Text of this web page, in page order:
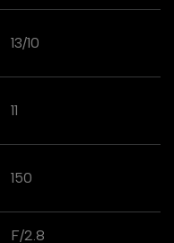
13/10
11
150
F/2.8